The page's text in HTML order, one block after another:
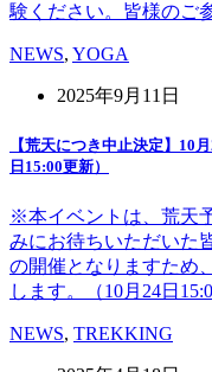
験ください。皆様のご
NEWS, YOGA
2025年9月11日
【荒天につき中止決定】10
日15:00更新）
※本イベントは、荒天
みにお待ちいただいた
の開催となりますため
します。（10月24日
NEWS, TREKKING